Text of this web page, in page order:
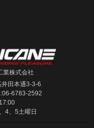
業株式会社
田本通3-3-6
6783-2592
4、5土曜日